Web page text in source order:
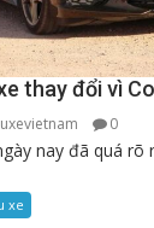
thay đổi vì
0
nay đã quá
xe